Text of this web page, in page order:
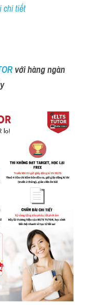
chi tiết
với hàng ngàn